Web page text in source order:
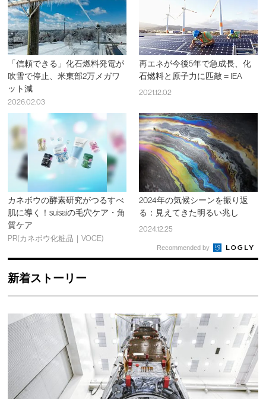
「信頼できる」化石燃料発電が
吹雪で停止、米東部2万メガワ
ット減
2026.02.03
再エネが今後5年で急成長、化
石燃料と原子力に匹敵＝IEA
2021.12.02
カネボウの酵素研究がつるすべ
肌に導く！suisaiの毛穴ケア・角
質ケア
PR(カネボウ化粧品｜VOCE)
2024年の気候シーンを振り返
る：見えてきた明るい兆し
2024.12.25
Recommended by
新着ストーリー